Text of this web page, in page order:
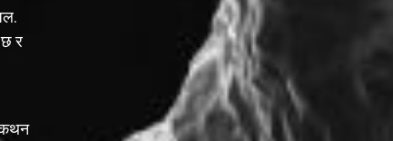
छ र
कथन